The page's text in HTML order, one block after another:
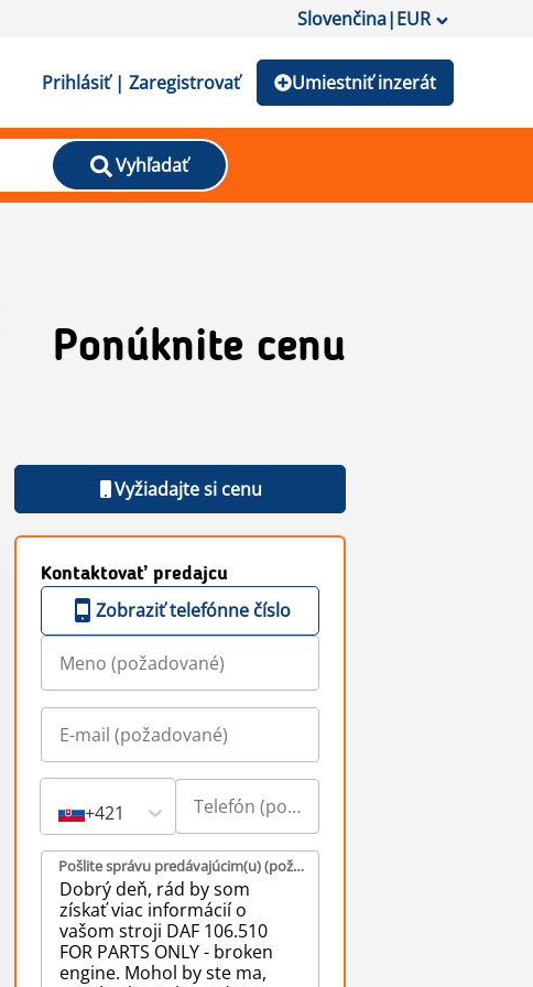
Slovenčina|EUR
Prihlásiť | Zaregistrovať Umiestniť inzerát
Vyhľadať
Ponúknite cenu
Vyžiadajte si cenu
Kontaktovať predajcu
Zobraziť telefónne číslo
+421
Pošlite správu predávajúcim(u) (požadované)